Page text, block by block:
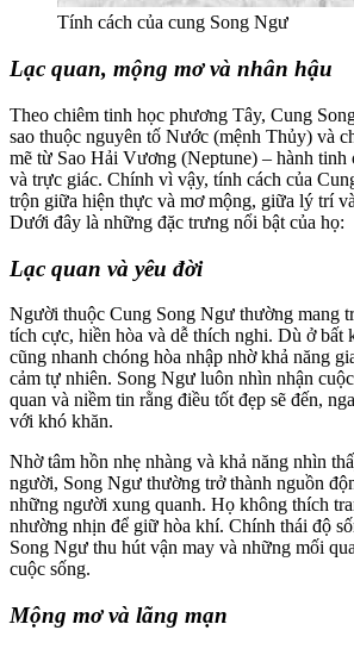
Tính cách của cung Song Ngư
Lạc quan, mộng mơ và nhân hậu
Theo chiêm tinh học phương Tây, Cung
sao thuộc nguyên tố Nước (mệnh Thủy) và
mẽ từ Sao Hải Vương (Neptune) – hành tinh
và trực giác. Chính vì vậy, tính cách của
trộn giữa hiện thực và mơ mộng, giữa lý trí
Dưới đây là những đặc trưng nổi bật của họ:
Lạc quan và yêu đời
Người thuộc Cung Song Ngư thường mang
tích cực, hiền hòa và dễ thích nghi. Dù ở bất
cũng nhanh chóng hòa nhập nhờ khả năng
cảm tự nhiên. Song Ngư luôn nhìn nhận
quan và niềm tin rằng điều tốt đẹp sẽ đến,
với khó khăn.
Nhờ tâm hồn nhẹ nhàng và khả năng nhìn
người, Song Ngư thường trở thành nguồn
những người xung quanh. Họ không thích
nhường nhịn để giữ hòa khí. Chính thái độ
Song Ngư thu hút vận may và những mối
cuộc sống.
Mộng mơ và lãng mạn